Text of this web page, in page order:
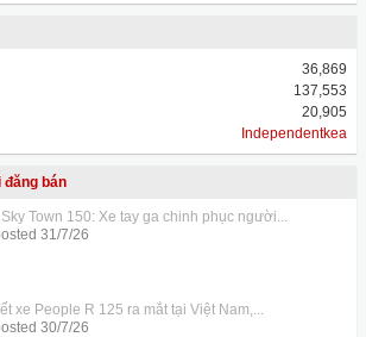
36,869
137,553
20,905
Independentkea
đăng bán
Sky Town 150: Xe tay ga chinh phục người...
31/7/26
xe People R 125 ra mắt tại Việt Nam,...
30/7/26